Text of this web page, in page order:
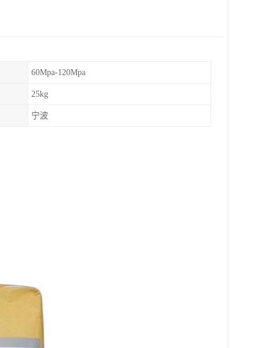
60Mpa-120Mpa
25kg
宁波